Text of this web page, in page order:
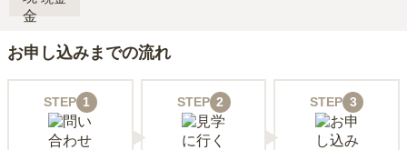
お申し込みまでの流れ
STEP 1 STEP 2 STEP 3